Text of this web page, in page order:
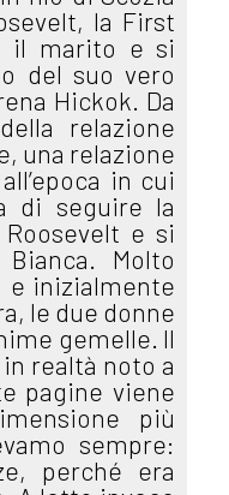
la First
il marito e si
del suo vero
Hickok. Da
relazione
una relazione
in cui
di seguire la
e si
Molto
e inizialmente
le due donne
gemelle. Il
realtà noto a
pagine viene
più
sempre:
perché era